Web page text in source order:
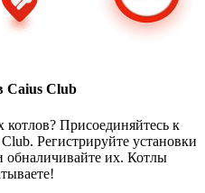
Caius Club
Присоединяйтесь к
Регистрируйте установки
обналичивайте их. Котлы